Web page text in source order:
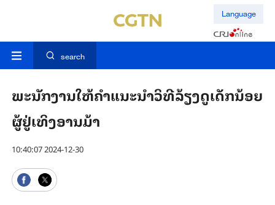
Language
search
ພະນັກງານໃຫ້ຄຳແນະນຳວິທີລ້ຽງດູເດັກນ້ອຍ
ຜູ້ຢູ່ເທິງອານມ້າ
10:40:07 2024-12-30